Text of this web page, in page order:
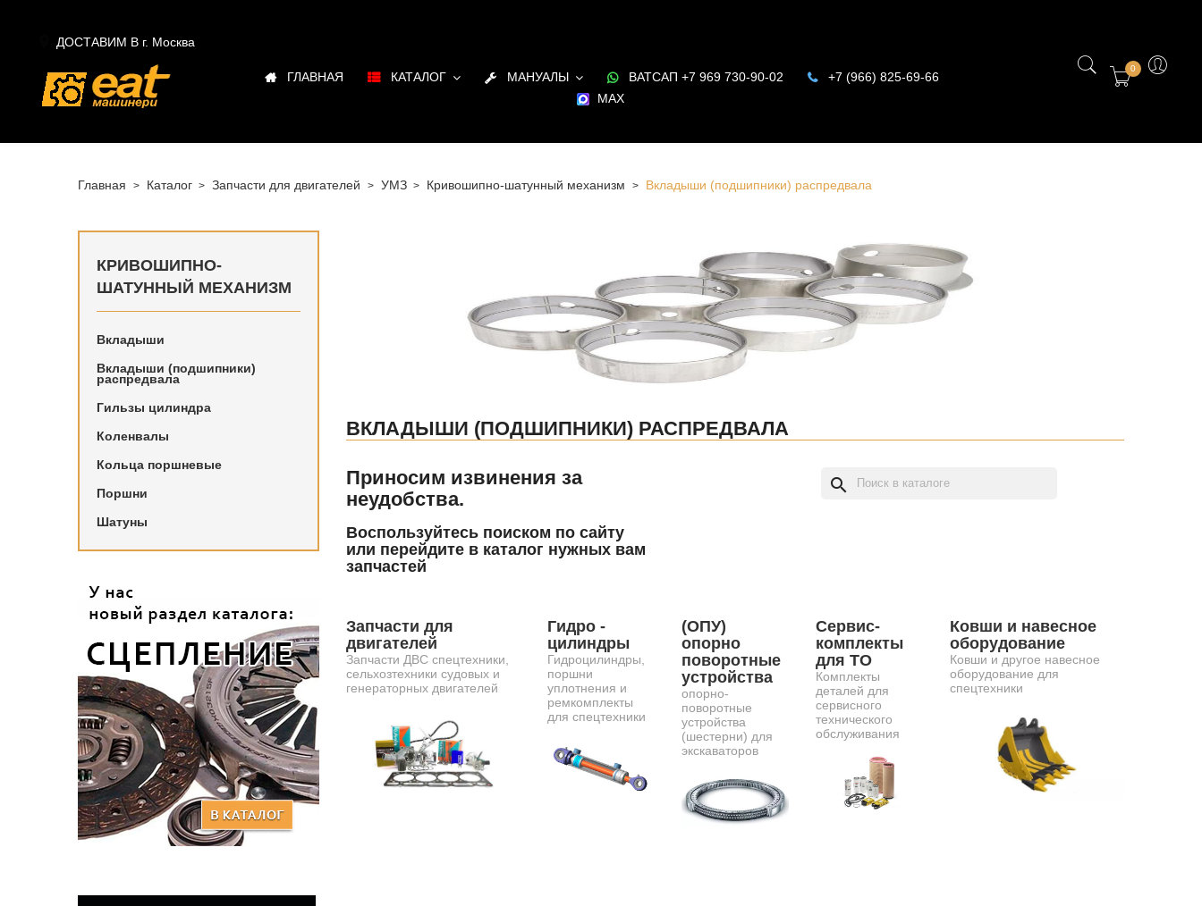
ДОСТАВИМ В г. Москва
ГЛАВНАЯ КАТАЛОГ МАНУАЛЫ ВАТСАП +7 969 730-90-02
+7 (966) 825-69-66
MAX
0
Главная Каталог Запчасти для двигателей УМЗ Кривошипно-шатунный механизм Вкладыши (подшипники) распредвала
КРИВОШИПНО-
ШАТУННЫЙ МЕХАНИЗМ
Вкладыши
Вкладыши (подшипники)
распредвала
Гильзы цилиндра
Коленвалы
Кольца поршневые
Поршни
Шатуны
Купить в Санкт-Петербурге Вкладыши (подшипники) распредвала
для двигателя УМЗ в наличии и под заказ
ВКЛАДЫШИ (ПОДШИПНИКИ) РАСПРЕДВАЛА
Приносим извинения за
неудобства.
Воспользуйтесь поиском по сайту
или перейдите в каталог нужных вам
запчастей
search
Запчасти для
двигателей
Запчасти ДВС спецтехники,
сельхозтехники судовых и
генераторных двигателей
Гидро -
цилиндры
Гидроцилиндры,
поршни
уплотнения и
ремкомплекты
для спецтехники
(ОПУ)
опорно
поворотные
устройства
опорно-
поворотные
устройства
(шестерни) для
экскаваторов
Сервис-
комплекты
для ТО
Комплекты
деталей для
сервисного
технического
обслуживания
Ковши и навесное
оборудование
Ковши и другое навесное
оборудование для
спецтехники